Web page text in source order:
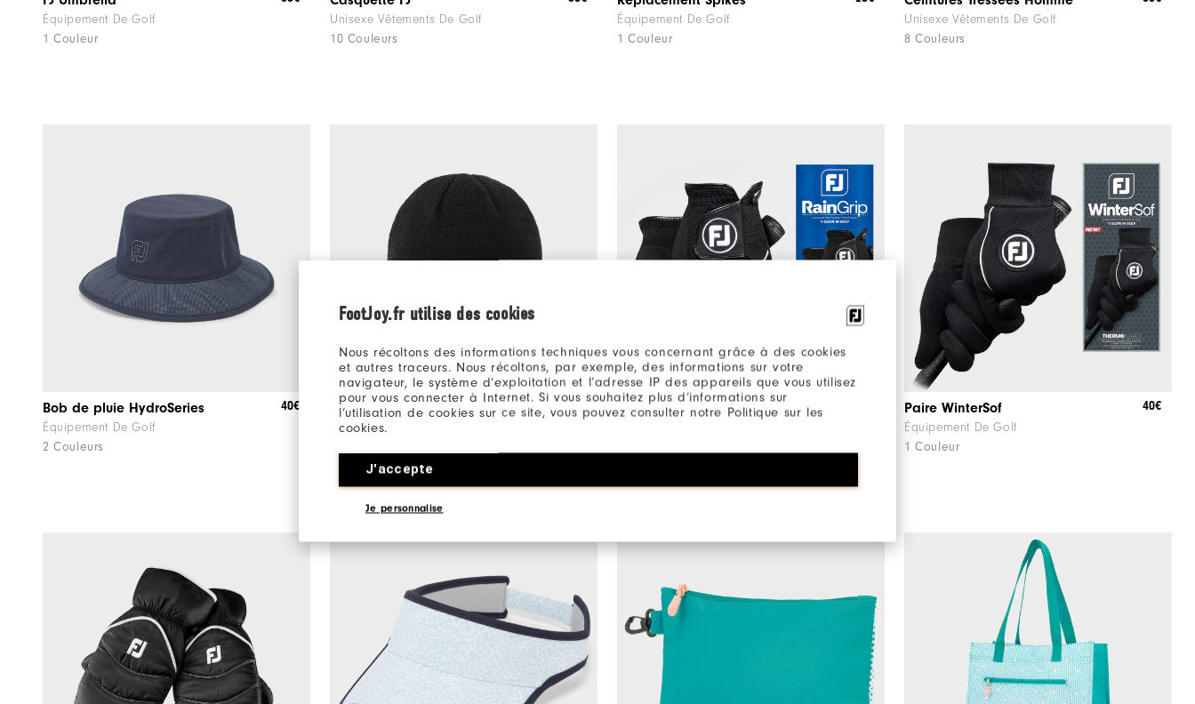
FootJoy.fr utilise des cookies
Nous récoltons des informations techniques vous concernant grâce à des cookies
et autres traceurs. Nous récoltons, par exemple, des informations sur votre
navigateur, le système d’exploitation et l’adresse IP des appareils que vous utilisez
pour vous connecter à Internet. Si vous souhaitez plus d’informations sur
l’utilisation de cookies sur ce site, vous pouvez consulter notre Politique sur les
cookies.
J'accepte
Je personnalise
Équipement De Golf
1 Couleur
Unisexe Vêtements De Golf
10 Couleurs
Équipement De Golf
1 Couleur
Unisexe Vêtements De Golf
8 Couleurs
Bob de pluie HydroSeries
Équipement De Golf
2 Couleurs
40€ Bonnet en Maille FJ
Équipement De Golf
30€ RainGrip Pair Paire WinterSof
Équipement De Golf
1 Couleur
40€